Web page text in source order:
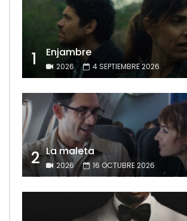
1 Enjambre
2026 4 SEPTIEMBRE 2026
2 La maleta
2026 16 OCTUBRE 2026